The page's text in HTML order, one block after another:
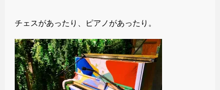
チェスがあったり、ピアノがあったり。